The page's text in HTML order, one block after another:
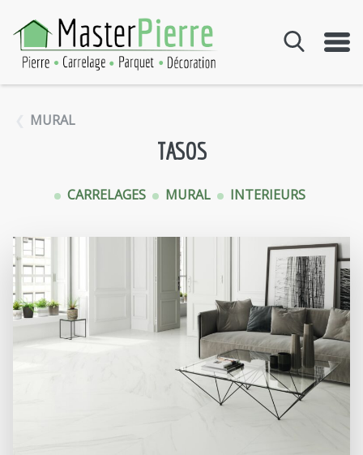
MURAL
TASOS
CARRELAGES MURAL INTERIEURS